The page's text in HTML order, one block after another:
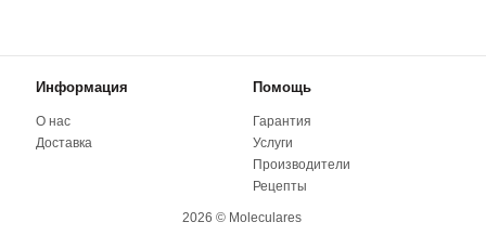
Информация Помощь
О нас
Доставка
Гарантия
Услуги
Производители
Рецепты
2026 © Moleculares